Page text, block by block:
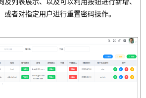
者对指定用户进行重置密码操作。